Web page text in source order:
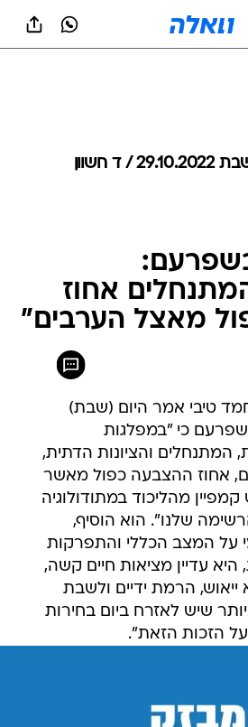
מבזקי חדשות - יום שבת 29.10.2022 / ד חשוון
אחוז
מאצל הערבים"
טיבי אמר היום (שבת)
כי "במפלגות
המתנחלים והציונות הדתית,
אחוז ההצבעה כפול מאשר
מהליכוד במתודולוגיה
שלנו". הוא הוסיף,
על המצב הכללי והתפרקות
עדיין מציאות חיים קשה,
הרמת ידיים ולשבת
שיש לאזרח ביום בחירות
על הזכות הזאת".